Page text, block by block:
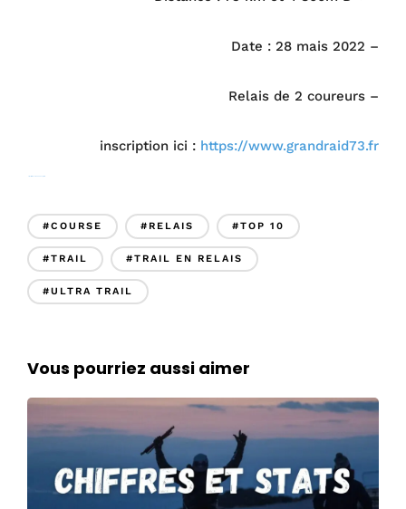
Date : 28 mais 2022 –
Relais de 2 coureurs –
inscription ici : https://www.grandraid73.fr
#COURSE #RELAIS #TOP 10
#TRAIL #TRAIL EN RELAIS
#ULTRA TRAIL
Vous pourriez aussi aimer